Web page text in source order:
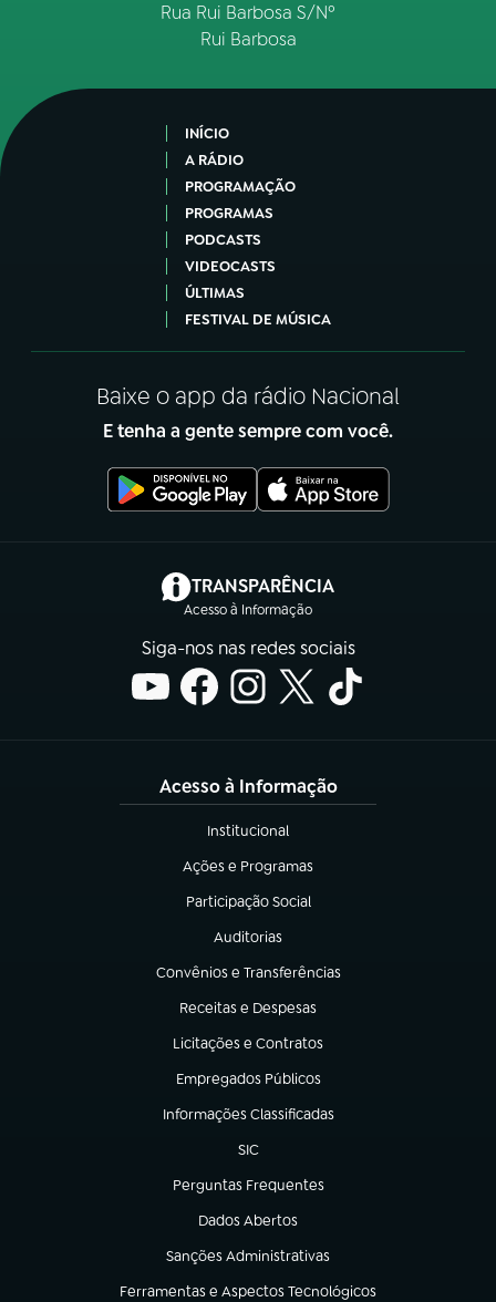
Rua Rui Barbosa S/Nº
Rui Barbosa
INÍCIO
A RÁDIO
PROGRAMAÇÃO
PROGRAMAS
PODCASTS
VIDEOCASTS
ÚLTIMAS
FESTIVAL DE MÚSICA
Baixe o app da rádio Nacional
E tenha a gente sempre com você.
TRANSPARÊNCIA
Acesso à Informação
(abre em nova aba)
Siga-nos nas redes sociais
Acesso à Informação
Institucional
(abre em nova aba)
Ações e Programas
(abre em nova aba)
Participação Social
(abre em nova aba)
Auditorias
(abre em nova aba)
Convênios e Transferências
(abre em nova aba)
Receitas e Despesas
(abre em nova aba)
Licitações e Contratos
(abre em nova aba)
Empregados Públicos
(abre em nova aba)
Informações Classificadas
(abre em nova aba)
SIC
(abre em nova aba)
Perguntas Frequentes
(abre em nova aba)
Dados Abertos
(abre em nova aba)
Sanções Administrativas
(abre em nova aba)
Ferramentas e Aspectos Tecnológicos